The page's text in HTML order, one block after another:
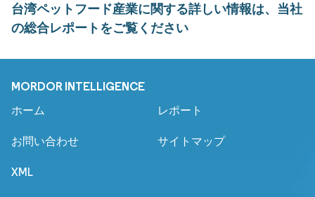
台湾ペットフード産業に関する詳しい情報は、当社
の総合レポートをご覧ください
MORDOR INTELLIGENCE
ホーム レポート
お問い合わせ サイトマップ
XML